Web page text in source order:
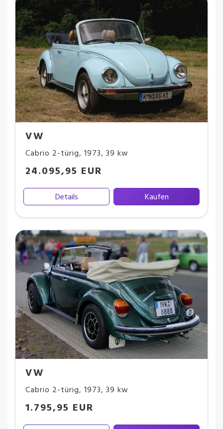
VW
Cabrio 2-türig, 1973, 39 kw
24.095,95 EUR
Details Kaufen
VW
Cabrio 2-türig, 1973, 39 kw
1.795,95 EUR